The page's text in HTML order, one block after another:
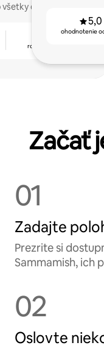
detaily, aby ste
roky hostiteľstva
5,0
ohodnotenie
Začať
01
Zadajte
Prezrite si
Sammamish, ich
02
Oslovte